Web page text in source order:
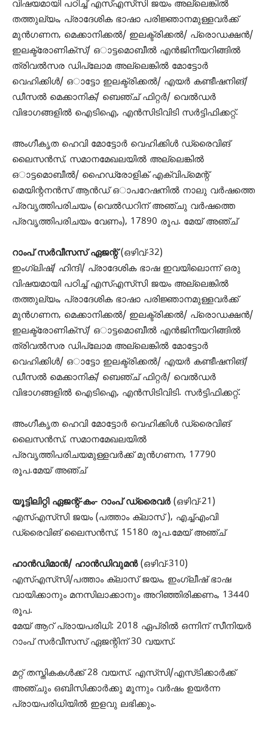
വിഷയമായി പഠിച്ച് എസ്‌എസ്‌സി ജയം അല്ലെങ്കിൽ
തത്തുല്യം, പ്രാദേശിക ഭാഷാ പരിജ്ഞാനമുള്ളവർക്ക്
മുൻഗണന, മെക്കാനിക്കൽ/ ഇലക്ട്രിക്കൽ/ പ്രൊഡക്ഷൻ/
ഇലക്ട്രോണിക്സ്/ ഒാട്ടമൊബീൽ എൻജിനീയറിങ്ങിൽ
ത്രിവൽസര ഡിപ്ലോമ അല്ലെങ്കിൽ മോട്ടോർ
വെഹിക്കിൾ/ ഒാട്ടോ ഇലക്ട്രിക്കൽ/ എയർ കണ്ടീഷനിങ്/
ഡീസൽ മെക്കാനിക്/ ബെഞ്ച് ഫിറ്റർ/ വെൽഡർ
വിഭാഗങ്ങളിൽ ഐടിഐ, എൻസിടിവിടി സർട്ടിഫിക്കറ്റ്.
അംഗീകൃത ഹെവി മോട്ടോർ വെഹിക്കിൾ ഡ്രൈവിങ്
ലൈസൻസ്, സമാനമേഖലയിൽ അല്ലെങ്കിൽ
ഒാട്ടമൊബീൽ/ ഹൈഡ്രോളിക് എക്വിപ്മെന്റ്
മെയിന്റനൻസ് ആൻഡ് ഒാപറേഷനിൽ നാലു വർഷത്തെ
പ്രവൃത്തിപരിചയം (വെൽഡറിന് അഞ്ചു വർഷത്തെ
പ്രവൃത്തിപരിചയം വേണം), 17890 രൂപ. മേയ് അഞ്ച്
റാംപ് സർവീസസ് ഏജന്റ്(ഒഴിവ്-32)
ഇംഗ്ലിഷ്/ ഹിന്ദി/ പ്രാദേശിക ഭാഷ ഇവയിലൊന്ന് ഒരു
വിഷയമായി പഠിച്ച് എസ്‌എസ്‌സി ജയം അല്ലെങ്കിൽ
തത്തുല്യം, പ്രാദേശിക ഭാഷാ പരിജ്ഞാനമുള്ളവർക്ക്
മുൻഗണന, മെക്കാനിക്കൽ/ ഇലക്ട്രിക്കൽ/ പ്രൊഡക്ഷൻ/
ഇലക്ട്രോണിക്സ്/ ഒാട്ടമൊബീൽ എൻജിനീയറിങ്ങിൽ
ത്രിവൽസര ഡിപ്ലോമ അല്ലെങ്കിൽ മോട്ടോർ
വെഹിക്കിൾ/ ഒാട്ടോ ഇലക്ട്രിക്കൽ/ എയർ കണ്ടീഷനിങ്/
ഡീസൽ മെക്കാനിക്/ ബെഞ്ച് ഫിറ്റർ/ വെൽഡർ
വിഭാഗങ്ങളിൽ ഐടിഐ, എൻസിടിവിടി. സർട്ടിഫിക്കറ്റ്.
അംഗീകൃത ഹെവി മോട്ടോർ വെഹിക്കിൾ ഡ്രൈവിങ്
ലൈസൻസ്, സമാനമേഖലയിൽ
പ്രവൃത്തിപരിചയമുള്ളവർക്ക് മുൻഗണന, 17790
രൂപ.മേയ് അ‍ഞ്ച്
യൂട്ടിലിറ്റി ഏജന്റ്-കം- റാംപ് ഡ്രൈവർ (ഒഴിവ്-21)
എസ്എസ്‌സി ജയം (പത്താം ക്ലാസ് ), എച്ച്എംവി
ഡ്രൈവിങ് ലൈസൻസ്, 15180 രൂപ.മേയ് അഞ്ച്
ഹാൻഡിമാൻ/ ഹാന്‍ഡിവുമൻ(ഒഴിവ്-310)
എസ്‌എസ്‌സി/പത്താം ക്ലാസ് ജയം, ഇംഗ്ലീഷ് ഭാഷ
വായിക്കാനും മനസിലാക്കാനും അറിഞ്ഞിരിക്കണം, 13440
രൂപ.
മേയ് ആറ് പ്രായപരിധി: 2018 ഏപ്രിൽ ഒന്നിന് സീനിയർ
റാംപ് സർവീസസ് ഏജന്റിന് 30 വയസ്.
മറ്റ് തസ്തികകൾക്ക് 28 വയസ്. എസ്‌സി/എസ്‌ടിക്കാർക്ക്
അഞ്ചും ഒബിസിക്കാർക്കു മൂന്നും വർഷം ഉയർന്ന
പ്രായപരിധിയിൽ ഇളവു ലഭിക്കും.